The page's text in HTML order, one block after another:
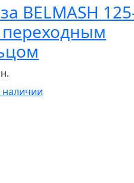
BELMASH
переходным
наличии